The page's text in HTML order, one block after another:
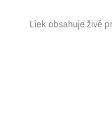
Liek obsahuje živé